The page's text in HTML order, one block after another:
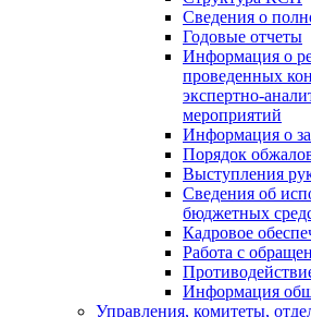
Сведения о
Годовые отчеты
Информация о
проведенных
экспертно-
мероприятий
Информация о
Порядок
Выступления
Сведения об
бюджетных
Кадровое
Работа с
Информация
Управления, комитеты,